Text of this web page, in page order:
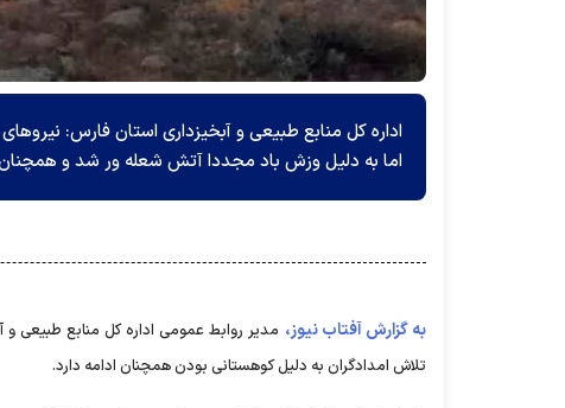
اداره کل منابع طبیعی و آبخیزداری استان فارس:
اما به دلیل وزش باد مجددا آتش شعله ور شد و
به گزارش آفتاب نیوز، مدیر روابط عمومی اداره کل منابع طبیعی
تلاش امدادگران به دلیل کوهستانی بودن همچنان ادامه دارد.